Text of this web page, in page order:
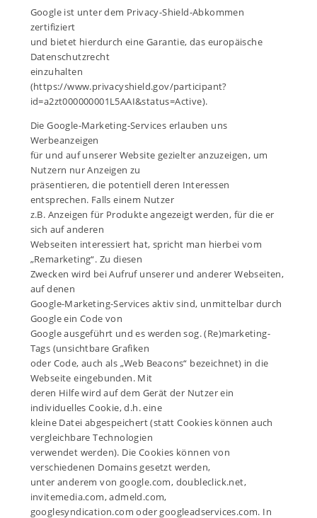
Google ist unter dem Privacy-Shield-Abkommen
zertifiziert
und bietet hierdurch eine Garantie, das europäische
Datenschutzrecht
einzuhalten
(https://www.privacyshield.gov/participant?
id=a2zt000000001L5AAI&status=Active).
Die Google-Marketing-Services erlauben uns
Werbeanzeigen
für und auf unserer Website gezielter anzuzeigen, um
Nutzern nur Anzeigen zu
präsentieren, die potentiell deren Interessen
entsprechen. Falls einem Nutzer
z.B. Anzeigen für Produkte angezeigt werden, für die er
sich auf anderen
Webseiten interessiert hat, spricht man hierbei vom
„Remarketing“. Zu diesen
Zwecken wird bei Aufruf unserer und anderer Webseiten,
auf denen
Google-Marketing-Services aktiv sind, unmittelbar durch
Google ein Code von
Google ausgeführt und es werden sog. (Re)marketing-
Tags (unsichtbare Grafiken
oder Code, auch als „Web Beacons“ bezeichnet) in die
Webseite eingebunden. Mit
deren Hilfe wird auf dem Gerät der Nutzer ein
individuelles Cookie, d.h. eine
kleine Datei abgespeichert (statt Cookies können auch
vergleichbare Technologien
verwendet werden). Die Cookies können von
verschiedenen Domains gesetzt werden,
unter anderem von google.com, doubleclick.net,
invitemedia.com, admeld.com,
googlesyndication.com oder googleadservices.com. In